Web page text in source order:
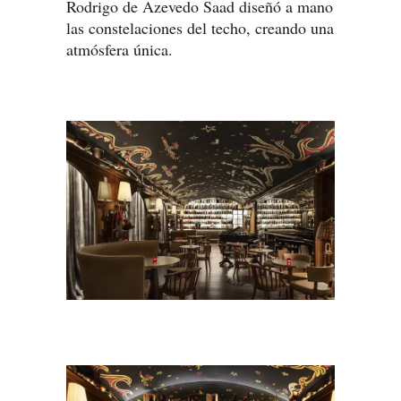
Rodrigo de Azevedo Saad diseñó a mano
las constelaciones del techo, creando una
atmósfera única.